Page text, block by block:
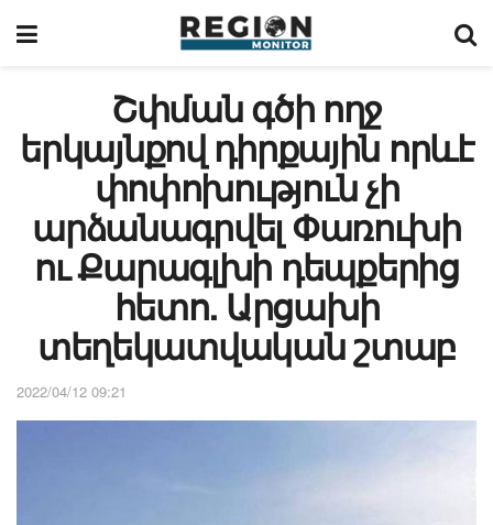
Շփման գծի ողջ
երկայնքով դիրքային որևէ
փոփոխություն չի
արձանագրվել Փառուխի
ու Քարագլխի դեպքերից
հետո. Արցախի
տեղեկատվական շտաբ
2022/04/12 09:21